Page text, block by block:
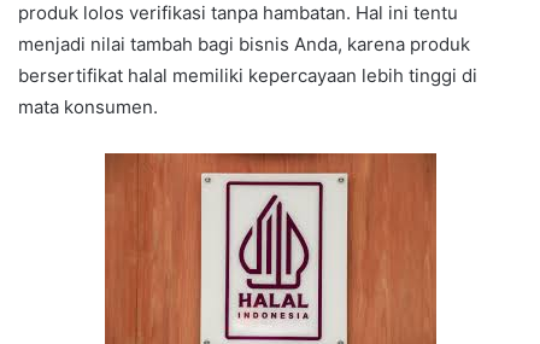
produk lolos verifikasi tanpa hambatan. Hal ini tentu
menjadi nilai tambah bagi bisnis Anda, karena produk
bersertifikat halal memiliki kepercayaan lebih tinggi di
mata konsumen.